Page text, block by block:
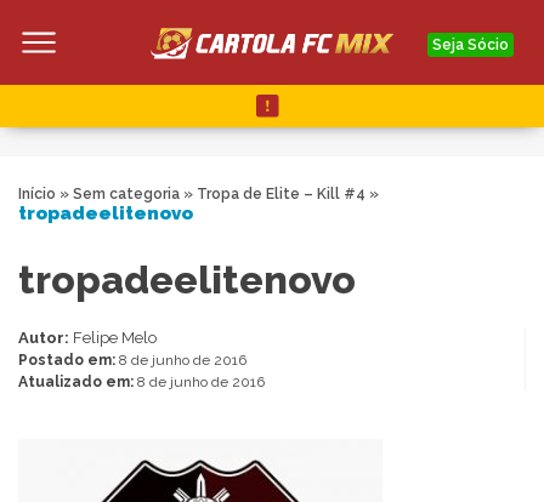
Seja Sócio
Início » Sem categoria » Tropa de Elite – Kill #4 »
tropadeelitenovo
tropadeelitenovo
Autor: Felipe Melo
Postado em: 8 de junho de 2016
Atualizado em: 8 de junho de 2016